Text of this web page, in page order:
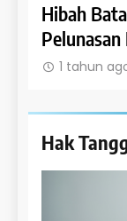
Hibah
1 tahun
Hak